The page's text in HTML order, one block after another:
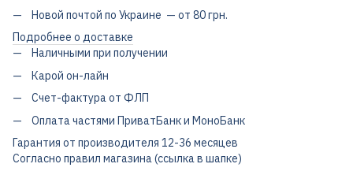
Новой почтой по Украине — от 80 грн.
Подробнее о доставке
Наличными при получении
Карой он-лайн
Счет-фактура от ФЛП
Оплата частями ПриватБанк и МоноБанк
Гарантия от производителя 12-36 месяцев
Согласно правил магазина (ссылка в шапке)